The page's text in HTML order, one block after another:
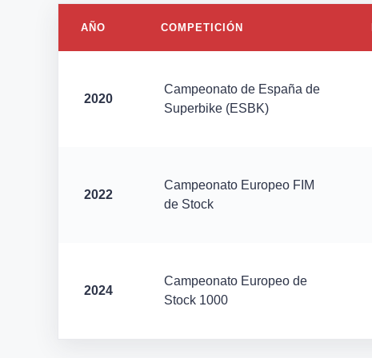
AÑO COMPETICIÓN
2020
Campeonato de España de
Superbike (ESBK)
2022
Campeonato Europeo FIM
de Stock
2024
Campeonato Europeo de
Stock 1000